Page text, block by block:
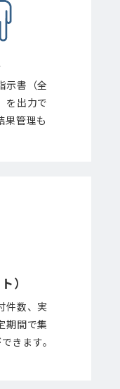
示書（全
を出力で
果管理も
）
件数、実
期間で集
きます。